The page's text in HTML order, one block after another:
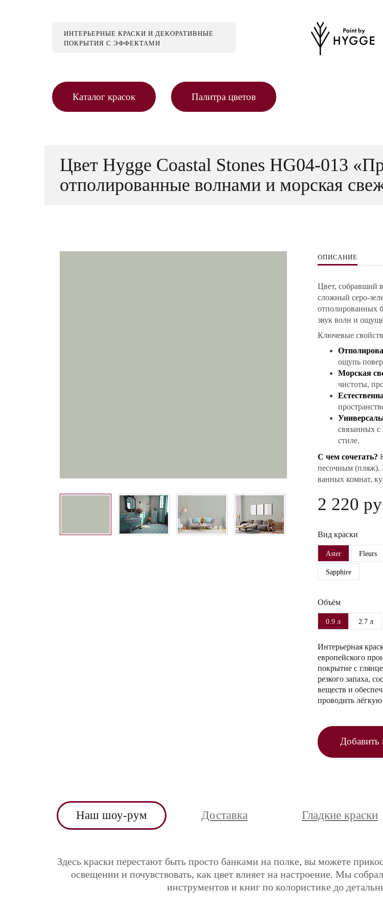
ИНТЕРЬЕРНЫЕ КРАСКИ И ДЕКОРАТИВНЫЕ
ПОКРЫТИЯ С ЭФФЕКТАМИ
Каталог красок Палитра цветов
Цвет Hygge Coastal Stones HG04-013
отполированные волнами и морская
ОПИСАНИЕ
Цвет, собравший
сложный серо-
отполированных
звук волн и
Ключевые
ощупь
Морская
чистоты,
связанных
стиле.
С чем сочетать?
песочным (пляж).
ванных комнат,
2 220
Вид краски
Aster Fleurs
Sapphire
Объём
0.9 л 2.7 л
Интерьерная
европейского
покрытие с
резкого запаха,
веществ и
проводить
Добавить
Наш шоу-рум Доставка Гладкие краски
Здесь краски перестают быть просто банками на полке, вы можете
освещении и почувствовать, как цвет влияет на настроение. Мы
инструментов и книг по колористике до